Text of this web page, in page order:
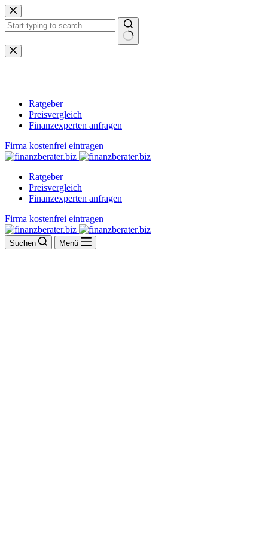
Zum
Inhalt
springen
Keine
Ergebnisse
Ratgeber
Preisvergleich
Finanzexperten anfragen
Firma kostenfrei eintragen
Ratgeber
Preisvergleich
Finanzexperten anfragen
Firma kostenfrei eintragen
Suchen Menü